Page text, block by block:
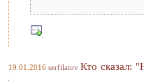
19.01.2016 serfilatov Кто сказал: